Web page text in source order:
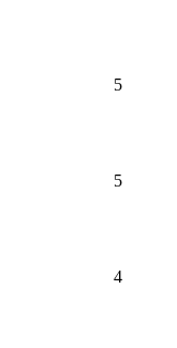
5
5
4